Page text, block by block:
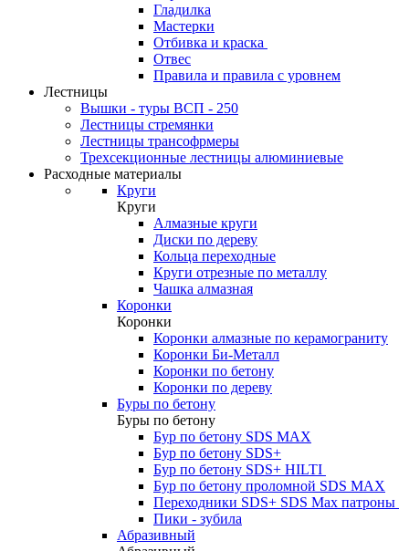
Гладилка
Мастерки
Отбивка и краска
Отвес
Правила и правила с уровнем
Лестницы
Вышки - туры ВСП - 250
Лестницы стремянки
Лестницы трансофрмеры
Трехсекционные лестницы алюминиевые
Расходные материалы
Круги
Круги
Алмазные круги
Диски по дереву
Кольца переходные
Круги отрезные по металлу
Чашка алмазная
Коронки
Коронки
Коронки алмазные по керамограниту
Коронки Би-Металл
Коронки по бетону
Коронки по дереву
Буры по бетону
Буры по бетону
Бур по бетону SDS MAX
Бур по бетону SDS+
Бур по бетону SDS+ HILTI
Бур по бетону проломной SDS MAX
Переходники SDS+ SDS Max патроны
Пики - зубила
Абразивный